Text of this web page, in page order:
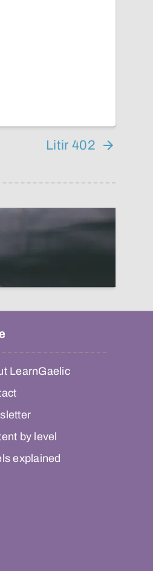
Litir 402
LearnGaelic
by level
explained